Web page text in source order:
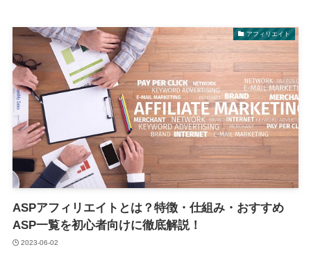
アフィリエイト
ASPアフィリエイトとは？特徴・仕組み・おすすめ
ASP一覧を初心者向けに徹底解説！
2023-06-02